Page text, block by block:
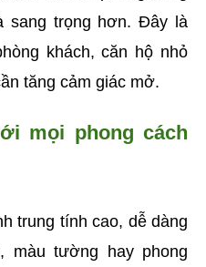
sang trọng hơn. Đây là
khách, căn hộ nhỏ
tăng cảm giác mở.
mọi phong cách
trung tính cao, dễ dàng
màu tường hay phong